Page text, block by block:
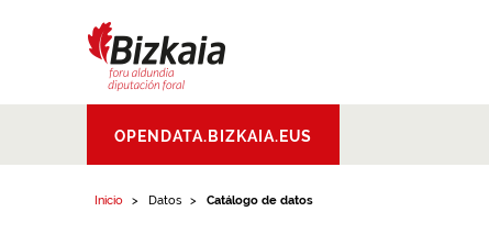
Aldundia.Diputacion
Foral de Bizkaia
OPENDATA.BIZKAIA.EUS
Inicio Datos Catálogo de datos